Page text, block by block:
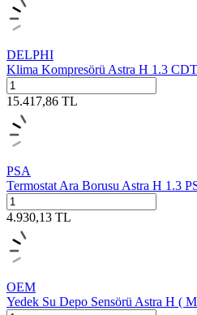
DELPHI
Klima Kompresörü Astra H 1.3
15.417,86 TL
PSA
Termostat Ara Borusu Astra H 1.3
4.930,13 TL
OEM
Yedek Su Depo Sensörü Astra H (